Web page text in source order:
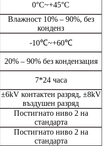
0°C~+45°C
Влажност 10% – 90%, без
конденз
⁃10℃~+60℃
20% – 90% без кондензация
7*24 часа
±6kV контактен разряд, ±8kV
въздушен разряд
Постигнато ниво 2 на
стандарта
Постигнато ниво 2 на
стандарта